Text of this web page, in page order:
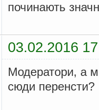
починають
03.02.2016
Модератори, а
сюди перенсти?